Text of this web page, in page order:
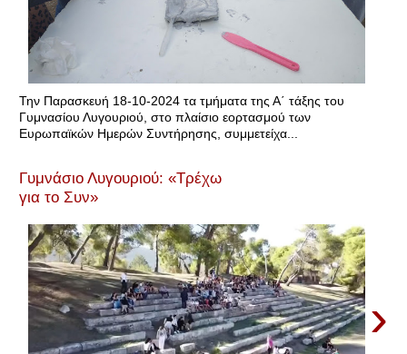
Την Παρασκευή 18-10-2024 τα τμήματα της Α΄ τάξης του
Γυμνασίου Λυγουριού, στο πλαίσιο εορτασμού των
Ευρωπαϊκών Ημερών Συντήρησης, συμμετείχα...
Γυμνάσιο Λυγουριού: «Τρέχω
για το Συν»
›